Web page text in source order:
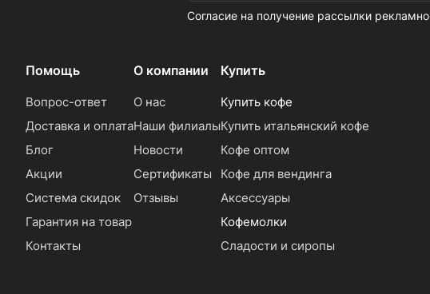
Согласие на получение рассылки
Помощь
Вопрос-ответ
Доставка и оплата
Блог
Акции
Система скидок
Гарантия на товар
Контакты
О компании
О нас
Наши филиалы
Новости
Сертификаты
Отзывы
Купить
Купить кофе
Купить итальянский кофе
Кофе оптом
Кофе для вендинга
Аксессуары
Кофемолки
Сладости и сиропы